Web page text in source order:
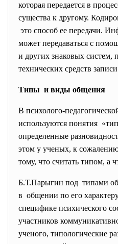
которая передается в
существа к другому.
это способ ее передачи.
может передаваться с
и других знаковых систем,
технических средств
Типы и виды общения
В психолого-
используются понятия
определенные
этом у ученых, к
тому, что считать типом, а
Б.Т.Парыгин под типами
в общении по его
специфике психического
участников
ученого, типологические